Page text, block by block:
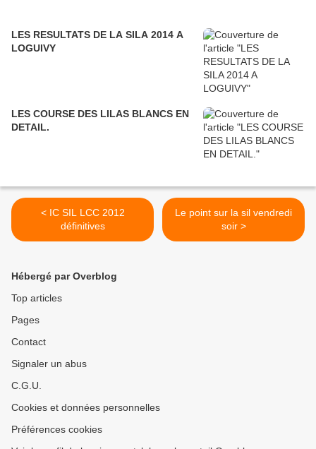
LES RESULTATS DE LA SILA 2014 A
LOGUIVY
LES COURSE DES LILAS BLANCS EN
DETAIL.
< IC SIL LCC 2012
définitives
Le point sur la sil vendredi
soir >
Hébergé par Overblog
Top articles
Pages
Contact
Signaler un abus
C.G.U.
Cookies et données personnelles
Préférences cookies